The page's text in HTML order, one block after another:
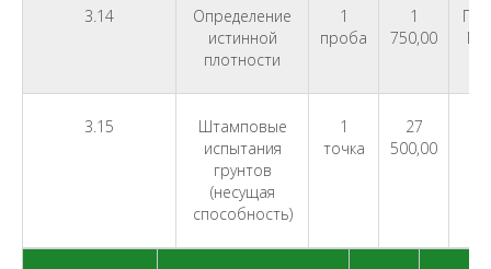
3.14
Определение
истинной
плотности
1
проба
1
750,00
3.15
Штамповые
испытания
грунтов
(несущая
способность)
1
точка
27
500,00